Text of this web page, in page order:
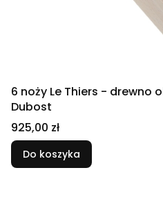
6 noży Le Thiers - drewno
Dubost
Cena
925,00 zł
Do koszyka